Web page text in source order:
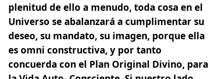
plenitud de ello a menudo, toda cosa en el
Universo se abalanzará a cumplimentar su
deseo, su mandato, su imagen, porque ella
es omni constructiva, y por tanto
concuerda con el Plan Original Divino, para